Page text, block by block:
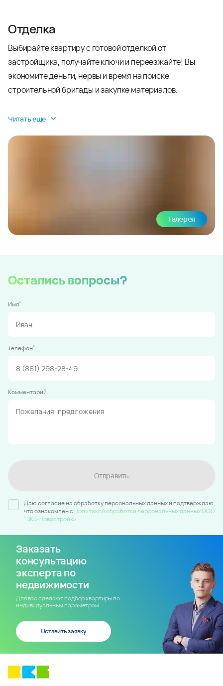
Отделка
Выбирайте квартиру с готовой отделкой от
застройщика, получайте ключи и переезжайте! Вы
экономите деньги, нервы и время на поиске
строительной бригады и закупке материалов.
Читать еще
Галерея
Остались вопросы?
Имя*
Телефон*
Комментарий
Отправить
Даю согласие на обработку персональных данных и подтверждаю,
что ознакомлен c Политикой обработки персональных данных ООО
"ВКБ-Новостройки
Заказать
консультацию
эксперта по
недвижимости
Для вас сделают подбор квартиры по
индивидуальным параметрам
Оставить заявку